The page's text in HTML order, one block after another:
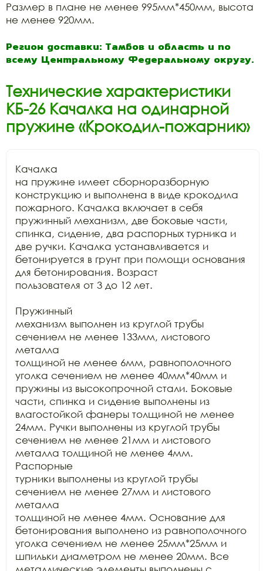
Размер в плане не менее 995мм*450мм, высота
не менее 920мм.
Регион доставки: Тамбов и область и по
всему Центральному Федеральному округу.
Технические характеристики
КБ-26 Качалка на одинарной
пружине «Крокодил-пожарник»
Качалка
на пружине имеет сборноразборную
конструкцию и выполнена в виде крокодила
пожарного. Качалка включает в себя
пружинный механизм, две боковые части,
спинка, сидение, два распорных турника и
две ручки. Качалка устанавливается и
бетонируется в грунт при помощи основания
для бетонирования. Возраст
пользователя от 3 до 12 лет.
Пружинный
механизм выполнен из круглой трубы
сечением не менее 133мм, листового
металла
толщиной не менее 6мм, равнополочного
уголка сечением не менее 40мм*40мм и
пружины из высокопрочной стали. Боковые
части, спинка и сидение выполнены из
влагостойкой фанеры толщиной не менее
24мм. Ручки выполнены из круглой трубы
сечением не менее 21мм и листового
металла толщиной не менее 4мм.
Распорные
турники выполнены из круглой трубы
сечением не менее 27мм и листового
металла
толщиной не менее 4мм. Основание для
бетонирования выполнено из равнополочного
уголка сечением не менее 25мм*25мм и
шпильки диаметром не менее 20мм. Все